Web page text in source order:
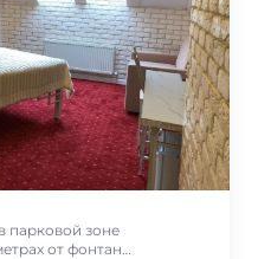
парковой зоне
от фонтан…